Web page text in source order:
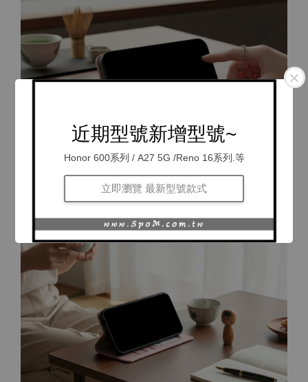
近期型號新增型號~
Honor 600系列 / A27 5G /Reno 16系列.等
立即瀏覽 最新型號款式